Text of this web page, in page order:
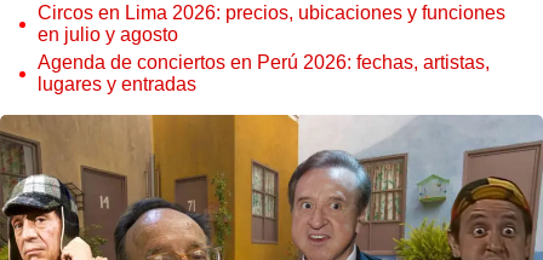
Circos en Lima 2026: precios, ubicaciones y funciones
en julio y agosto
Agenda de conciertos en Perú 2026: fechas, artistas,
lugares y entradas